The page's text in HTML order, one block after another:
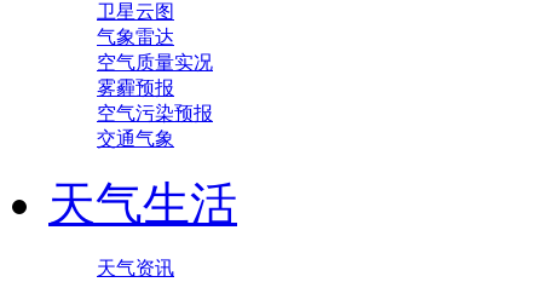
卫星云图
气象雷达
空气质量实况
雾霾预报
空气污染预报
交通气象
天气生活
天气资讯